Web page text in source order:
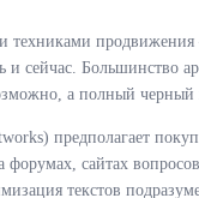
сейчас. Большинство
а полный
предполагает
сайтах
текстов